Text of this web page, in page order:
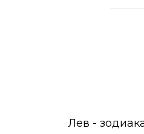
Лев -